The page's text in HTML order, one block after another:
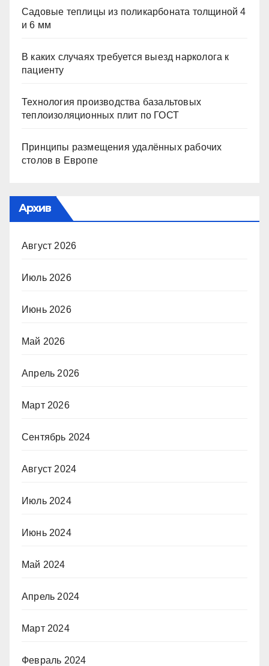
Садовые теплицы из поликарбоната толщиной 4
и 6 мм
В каких случаях требуется выезд нарколога к
пациенту
Технология производства базальтовых
теплоизоляционных плит по ГОСТ
Принципы размещения удалённых рабочих
столов в Европе
Архив
Август 2026
Июль 2026
Июнь 2026
Май 2026
Апрель 2026
Март 2026
Сентябрь 2024
Август 2024
Июль 2024
Июнь 2024
Май 2024
Апрель 2024
Март 2024
Февраль 2024